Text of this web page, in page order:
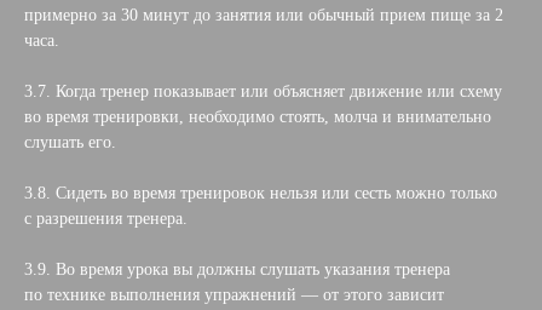
примерно за 30 минут до занятия или обычный прием пище за 2
часа.
3.7. Когда тренер показывает или объясняет движение или схему
во время тренировки, необходимо стоять, молча и внимательно
слушать его.
3.8. Сидеть во время тренировок нельзя или сесть можно только
с разрешения тренера.
3.9. Во время урока вы должны слушать указания тренера
по технике выполнения упражнений — от этого зависит